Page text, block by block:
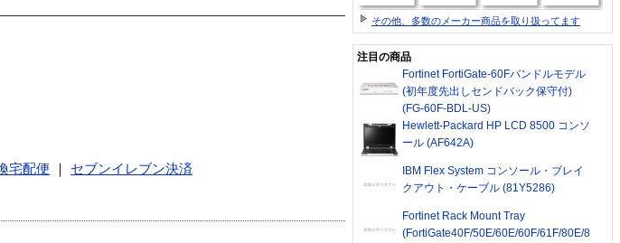
宅配便
セブンイレブン決済
その他、多数のメーカー商品を取り扱ってます
注目の商品
Fortinet FortiGate-60Fバンドルモデル
(初年度先出しセンドバック保守付)
(FG-60F-BDL-US)
Hewlett-Packard HP LCD 8500 コンソ
ール (AF642A)
IBM Flex System コンソール・ブレイ
クアウト・ケーブル (81Y5286)
Fortinet Rack Mount Tray
(FortiGate40F/50E/60E/60F/61F/80E/8